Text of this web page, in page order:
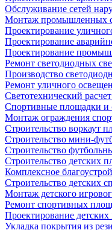
Обслуживание сетей
Монтаж промышленных
Проектирование
Проектирование
Проектирование
Ремонт светодиодных
Производство
Ремонт уличного
Светотехнический
Спортивные площадки и
Монтаж ограждения
Строительство воркаут
Строительство мини-
Строительство
Строительство детских
Комплексное
Строительство детских
Монтаж детского
Ремонт спортивных
Проектирование
Укладка покрытия из